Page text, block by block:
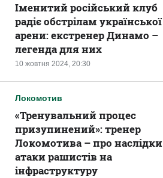
10 жовтня 2024, 20:30
Іменитий російський клуб
радіє обстрілам української
арени: екстренер Динамо –
легенда для них
Локомотив
«Тренувальний процес
призупинений»: тренер
Локомотива – про наслідки
атаки рашистів на
інфраструктуру